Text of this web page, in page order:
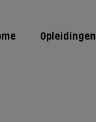
Opleidingen